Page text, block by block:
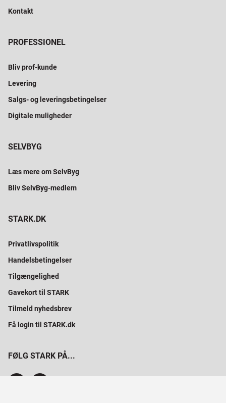
Kontakt
PROFESSIONEL
Bliv prof-kunde
Levering
Salgs- og leveringsbetingelser
Digitale muligheder
SELVBYG
Læs mere om SelvByg
Bliv SelvByg-medlem
STARK.DK
Privatlivspolitik
Handelsbetingelser
Tilgængelighed
Gavekort til STARK
Tilmeld nyhedsbrev
Få login til STARK.dk
FØLG STARK PÅ...